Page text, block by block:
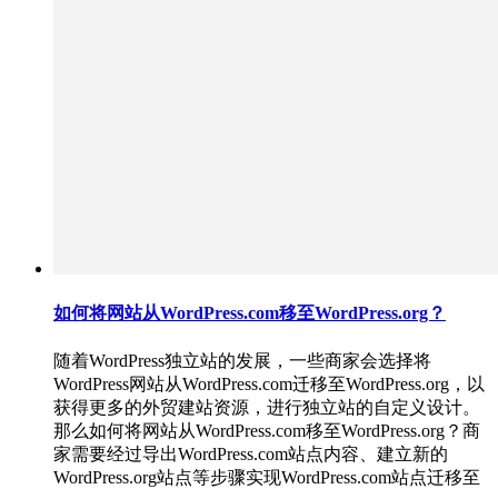
如何将网站从WordPress.com移至WordPress.org？
随着WordPress独立站的发展，一些商家会选择将
WordPress网站从WordPress.com迁移至WordPress.org，以
获得更多的外贸建站资源，进行独立站的自定义设计。
那么如何将网站从WordPress.com移至WordPress.org？商
家需要经过导出WordPress.com站点内容、建立新的
WordPress.org站点等步骤实现WordPress.com站点迁移至